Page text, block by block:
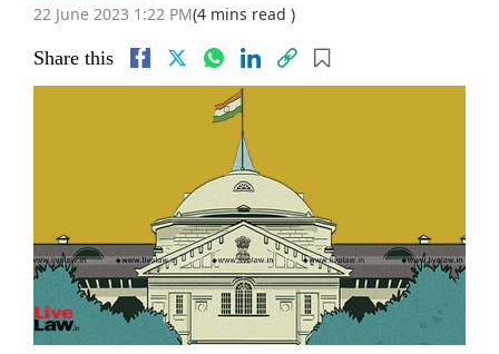
22 June 2023 1:22 PM(4 mins read )
Share this